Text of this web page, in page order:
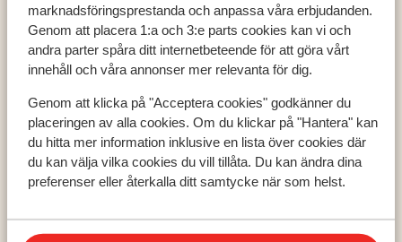
marknadsföringsprestanda och anpassa våra erbjudanden.
Genom att placera 1:a och 3:e parts cookies kan vi och
andra parter spåra ditt internetbeteende för att göra vårt
innehåll och våra annonser mer relevanta för dig.
Genom att klicka på "Acceptera cookies" godkänner du
placeringen av alla cookies. Om du klickar på "Hantera" kan
du hitta mer information inklusive en lista över cookies där
du kan välja vilka cookies du vill tillåta. Du kan ändra dina
preferenser eller återkalla ditt samtycke när som helst.
Populära destinationer
Ski Amadé
Zell am See - Kaprun
Populära skidområden
Zell am See - Kaprun